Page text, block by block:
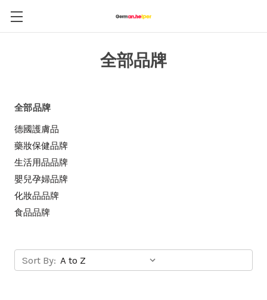
全部品牌
全部品牌
德國護膚品
藥妝保健品牌
生活用品品牌
嬰兒孕婦品牌
化妝品品牌
食品品牌
Sort By: